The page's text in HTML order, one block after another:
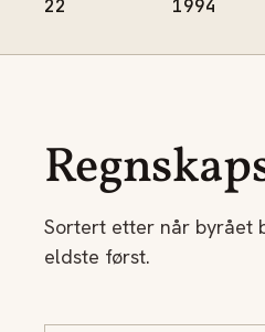
22 1994
Sortert etter når byrået
eldste først.